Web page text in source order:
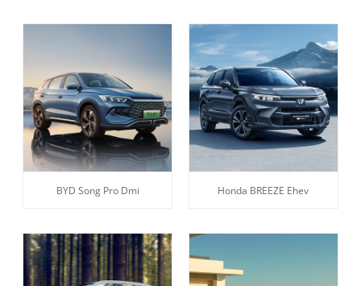
BYD Song Pro Dmi Honda BREEZE Ehev